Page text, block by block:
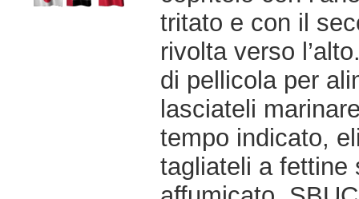
tritato e con il
rivolta verso
di pellicola per
lasciateli
tempo indicato,
tagliateli a fettine